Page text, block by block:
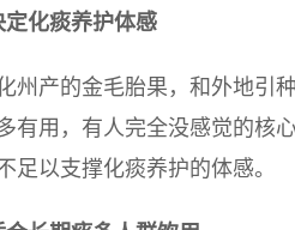
化痰养护体感
州产的金毛胎果，和外地引
有用，有人完全没感觉的
足以支撑化痰养护的体感。